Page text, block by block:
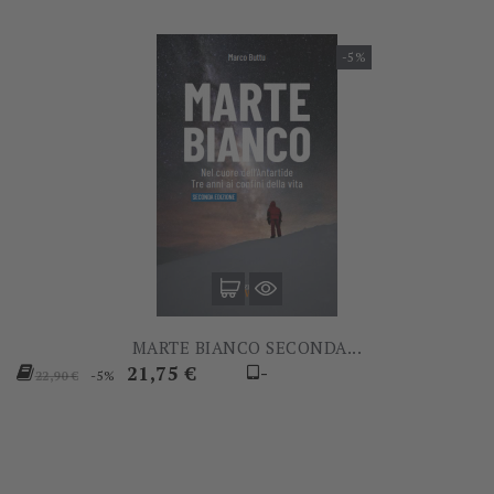
-5%
MARTE BIANCO SECONDA...
Prezzo
22,90 € -5% Prezzo
21,75 € -